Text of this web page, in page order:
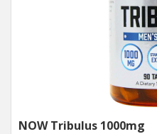
NOW Tribulus 1000mg